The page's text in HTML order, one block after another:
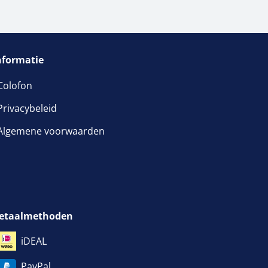
geopend
voorwaarden
iDEAL